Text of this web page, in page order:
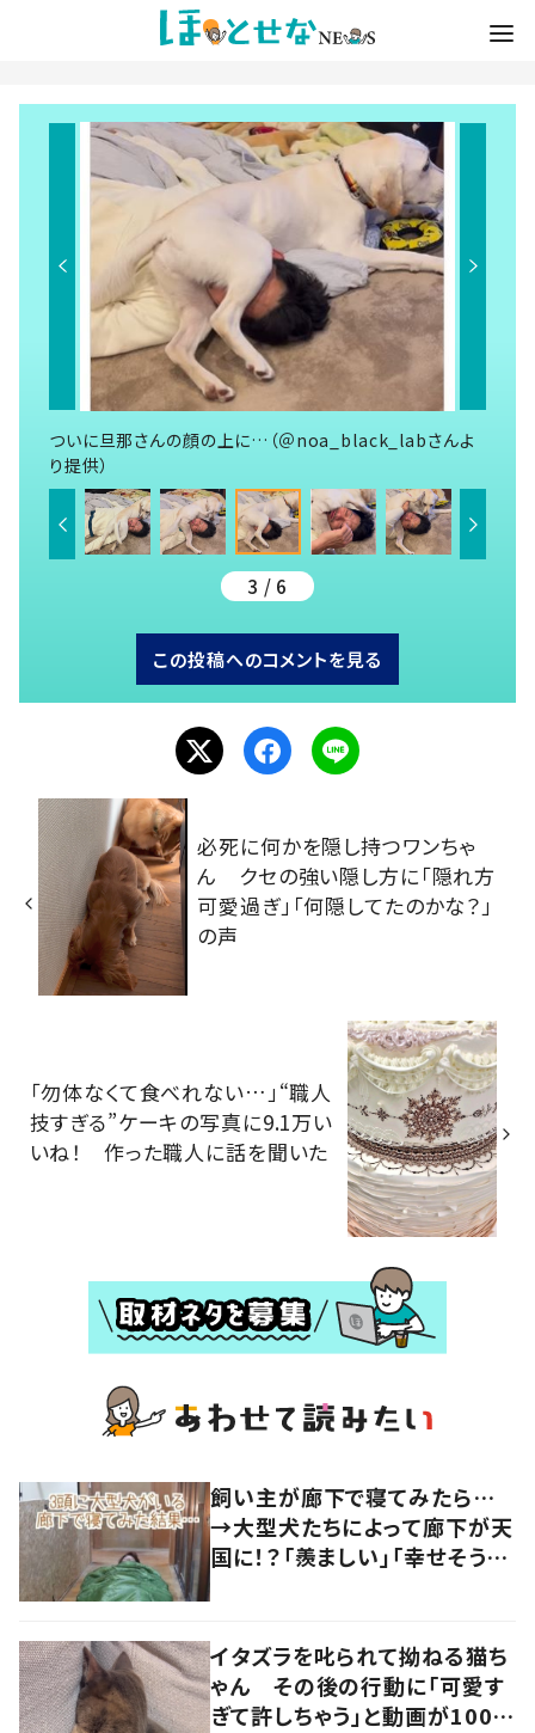
ついに旦那さんの顔の上に…（＠noa_black_labさんよ
り提供）
3 / 6
この投稿へのコメントを見る
必死に何かを隠し持つワンちゃ
ん クセの強い隠し方に「隠れ方
可愛過ぎ」「何隠してたのかな？」
の声
「勿体なくて食べれない…」“職人
技すぎる”ケーキの写真に9.1万い
いね！ 作った職人に話を聞いた
飼い主が廊下で寝てみたら…
→大型犬たちによって廊下が天
国に！？「羨ましい」「幸せそう」
イタズラを叱られて拗ねる猫ち
ゃん その後の行動に「可愛す
ぎて許しちゃう」と動画が100万